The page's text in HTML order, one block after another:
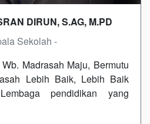
DIRUN, S.AG, M.PD
Sekolah -
Madrasah Maju, Bermutu
Lebih Baik, Lebih Baik
pendidikan yang